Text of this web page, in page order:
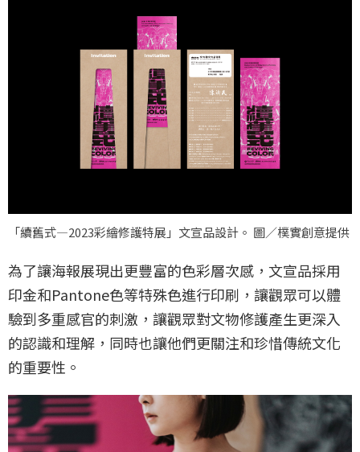
「續舊式—2023彩繪修護特展」文宣品設計。 圖／樸實創意提供
為了讓海報展現出更豐富的色彩層次感，文宣品採用
印金和Pantone色等特殊色進行印刷，讓觀眾可以體
驗到多重感官的刺激，讓觀眾對文物修護產生更深入
的認識和理解，同時也讓他們更關注和珍惜傳統文化
的重要性。